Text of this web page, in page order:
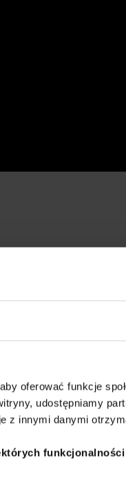
oferować funkcje
udostępniamy
z innymi danymi